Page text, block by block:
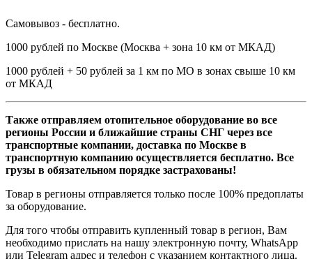
Самовывоз - бесплатно.
1000 рублей по Москве (Москва + зона 10 км от МКАД)
1000 рублей + 50 рублей за 1 км по МО в зонах свыше 10 км
от МКАД
Также отправляем отопительное оборудование во все
регионы России и ближайшие страны СНГ через все
транспортные компании, доставка по Москве в
транспортную компанию осуществляется бесплатно. Все
грузы в обязательном порядке застрахованы!
Товар в регионы отправляется только после 100% предоплаты
за оборудование.
Для того чтобы отправить купленный товар в регион, Вам
необходимо прислать на нашу электронную почту, WhatsApp
или Telegram адрес и телефон с указанием контактного лица.